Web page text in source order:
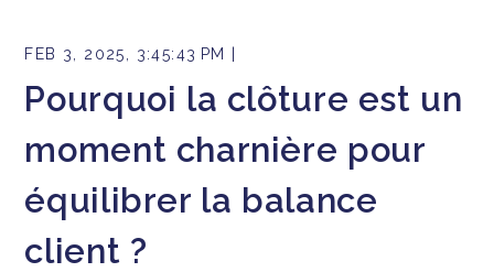
FEB 3, 2025, 3:45:43 PM |
Pourquoi la clôture est un
moment charnière pour
équilibrer la balance
client ?